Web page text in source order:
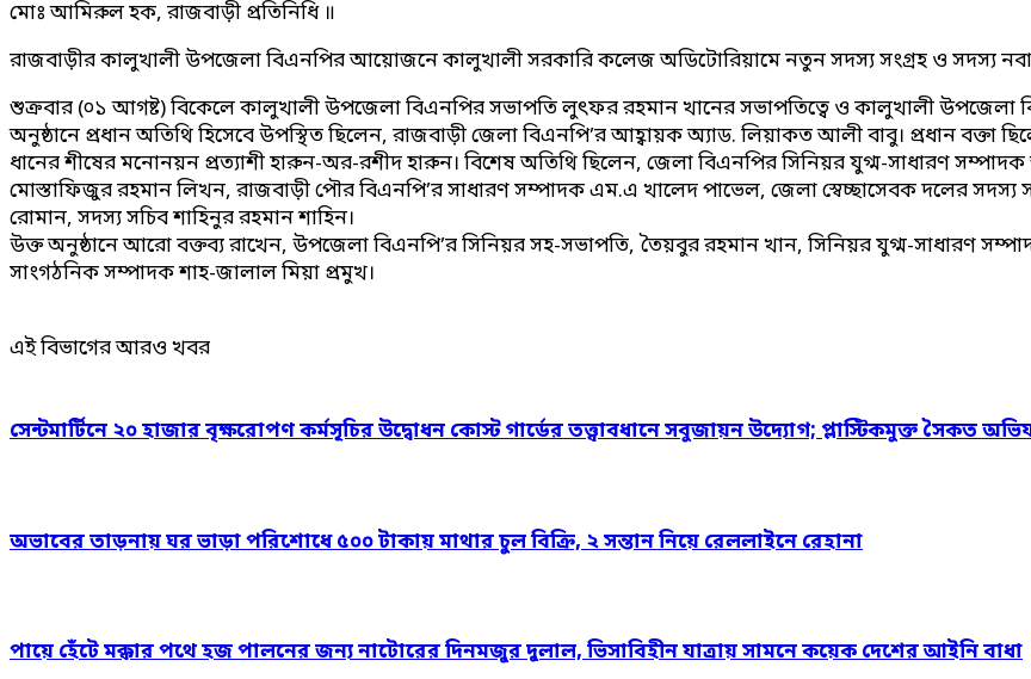
মোঃ আমিরুল হক, রাজবাড়ী প্রতিনিধি ॥
রাজবাড়ীর কালুখালী উপজেলা বিএনপির আয়োজনে কালুখালী সরকারি কলেজ অডিটোরিয়ামে নতুন সদস্য সংগ্রহ ও সদস্য
শুক্রবার (০১ আগষ্ট) বিকেলে কালুখালী উপজেলা বিএনপির সভাপতি লুৎফর রহমান খানের সভাপতিত্বে ও কালুখালী উপজেলা
অনুষ্ঠানে প্রধান অতিথি হিসেবে উপস্থিত ছিলেন, রাজবাড়ী জেলা বিএনপি’র আহ্বায়ক অ্যাড. লিয়াকত আলী বাবু। প্রধান
ধানের শীষের মনোনয়ন প্রত্যাশী হারুন-অর-রশীদ হারুন। বিশেষ অতিথি ছিলেন, জেলা বিএনপির সিনিয়র যুগ্ম-সাধারণ
মোস্তাফিজুর রহমান লিখন, রাজবাড়ী পৌর বিএনপি’র সাধারণ সম্পাদক এম.এ খালেদ পাভেল, জেলা স্বেচ্ছাসেবক দলের
রোমান, সদস্য সচিব শাহিনুর রহমান শাহিন।
উক্ত অনুষ্ঠানে আরো বক্তব্য রাখেন, উপজেলা বিএনপি’র সিনিয়র সহ-সভাপতি, তৈয়বুর রহমান খান, সিনিয়র যুগ্ম-সাধারণ
সাংগঠনিক সম্পাদক শাহ-জালাল মিয়া প্রমুখ।
এই বিভাগের আরও খবর
সেন্টমার্টিনে ২০ হাজার বৃক্ষরোপণ কর্মসূচির উদ্বোধন কোস্ট গার্ডের তত্ত্বাবধানে সবুজায়ন উদ্যোগ; প্লাস্টিকমুক্ত সৈকত
অভাবের তাড়নায় ঘর ভাড়া পরিশোধে ৫০০ টাকায় মাথার চুল বিক্রি, ২ সন্তান নিয়ে রেললাইনে রেহানা
পায়ে হেঁটে মক্কার পথে হজ পালনের জন্য নাটোরের দিনমজুর দুলাল, ভিসাবিহীন যাত্রায় সামনে কয়েক দেশের আইনি বাধা